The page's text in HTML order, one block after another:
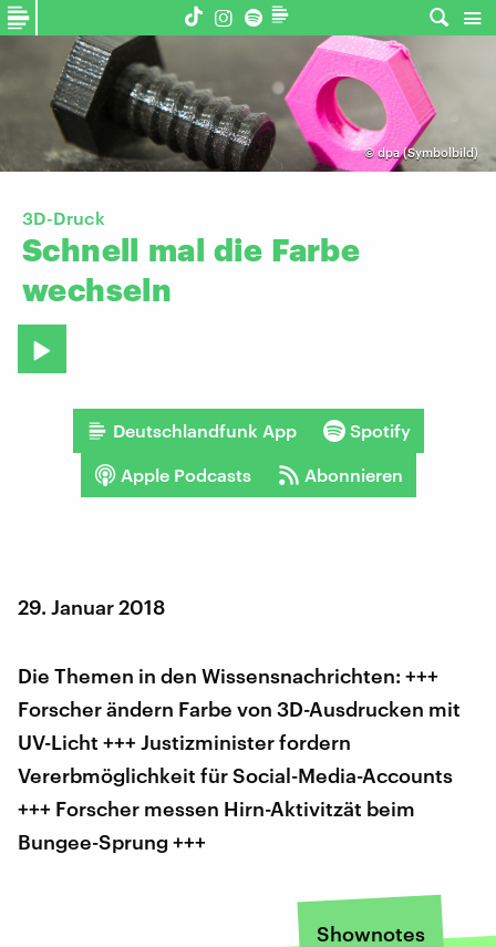
©dpa (Symbolbild)
3D-Druck
Schnell mal die Farbe
wechseln
Deutschlandfunk App Spotify
Apple Podcasts Abonnieren
29. Januar 2018
Die Themen in den Wissensnachrichten: +++
Forscher ändern Farbe von 3D-Ausdrucken mit
UV-Licht +++ Justizminister fordern
Vererbmöglichkeit für Social-Media-Accounts
+++ Forscher messen Hirn-Aktivitzät beim
Bungee-Sprung +++
Shownotes